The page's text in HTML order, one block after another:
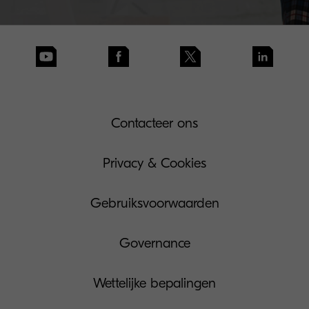
Contacteer ons
Privacy & Cookies
Gebruiksvoorwaarden
Governance
Wettelijke bepalingen